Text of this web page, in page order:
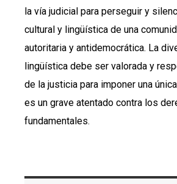
la vía judicial para perseguir y
cultural y lingüística de una
autoritaria y antidemocrática. La
lingüística debe ser valorada y
de la justicia para imponer una
es un grave atentado contra los
fundamentales.